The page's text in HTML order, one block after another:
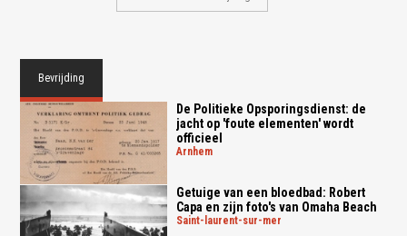
Bevrijding
De Politieke Opsporingsdienst: de
jacht op 'foute elementen' wordt
officieel
arnhem
Getuige van een bloedbad: Robert
Capa en zijn foto's van Omaha Beach
saint-laurent-sur-mer